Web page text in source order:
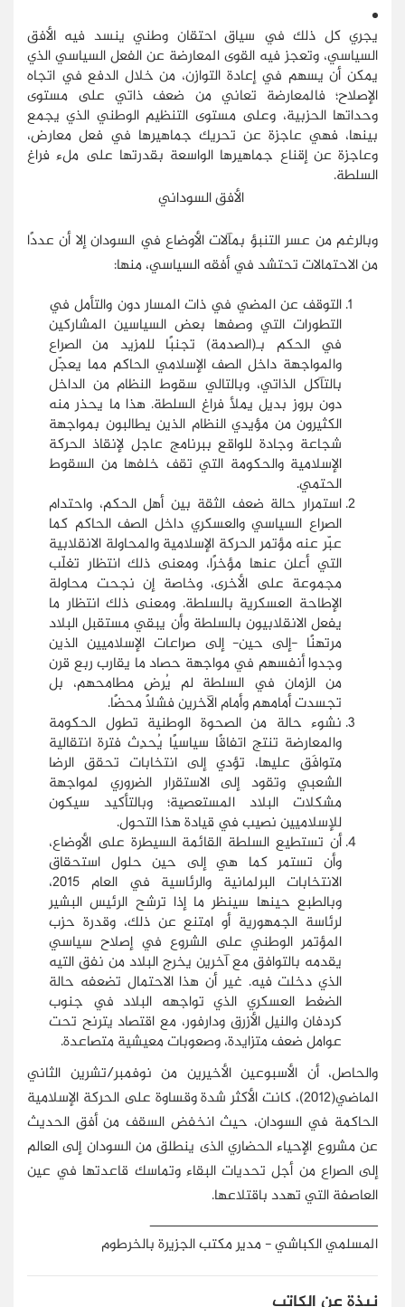
يجري كل ذلك في سياق احتقان وطني ينسد فيه الأفق
السياسي، وتعجز فيه القوى المعارضة عن الفعل السياسي الذي
يمكن أن يسهم في إعادة التوازن، من خلال الدفع في اتجاه
الإصلاح؛ فالمعارضة تعاني من ضعف ذاتي على مستوى
وحداتها الحزبية، وعلى مستوى التنظيم الوطني الذي يجمع
بينها، فهي عاجزة عن تحريك جماهيرها في فعل معارض،
وعاجزة عن إقناع جماهيرها الواسعة بقدرتها على ملء فراغ
السلطة.
الأفق السوداني
وبالرغم من عسر التنبؤ بمآلات الأوضاع في السودان إلا أن عددًا
من الاحتمالات تحتشد في أفقه السياسي، منها:
التوقف عن المضي في ذات المسار دون والتأمل في
التطورات التي وصفها بعض السياسين المشاركين
في الحكم بـ(الصدمة) تجنبًا للمزيد من الصراع
والمواجهة داخل الصف الإسلامي الحاكم مما يعجّل
بالتآكل الذاتي، وبالتالي سقوط النظام من الداخل
دون بروز بديل يملأ فراغ السلطة. هذا ما يحذر منه
الكثيرون من مؤيدي النظام الذين يطالبون بمواجهة
شجاعة وجادة للواقع ببرنامج عاجل لإنقاذ الحركة
الإسلامية والحكومة التي تقف خلفها من السقوط
الحتمي.
استمرار حالة ضعف الثقة بين أهل الحكم، واحتدام
الصراع السياسي والعسكري داخل الصف الحاكم كما
عبّر عنه مؤتمر الحركة الإسلامية والمحاولة الانقلابية
التي أعلن عنها مؤخرًا، ومعنى ذلك انتظار تغلّب
مجموعة على الأخرى، وخاصة إن نجحت محاولة
الإطاحة العسكرية بالسلطة. ومعنى ذلك انتظار ما
يفعل الانقلابيون بالسلطة وأن يبقي مستقبل البلاد
مرتهنًا -إلى حين- إلى صراعات الإسلاميين الذين
وجدوا أنفسهم في مواجهة حصاد ما يقارب ربع قرن
من الزمان في السلطة لم يُرضِ مطامحهم، بل
تجسدت أمامهم وأمام الآخرين فشلاً محضًا.
نشوء حالة من الصحوة الوطنية تطول الحكومة
والمعارضة تنتج اتفاقًا سياسيًا يُحدِث فترة انتقالية
متوافَق عليها، تؤدي إلى انتخابات تحقق الرضا
الشعبي وتقود إلى الاستقرار الضروري لمواجهة
مشكلات البلاد المستعصية؛ وبالتأكيد سيكون
للإسلاميين نصيب في قيادة هذا التحول.
أن تستطيع السلطة القائمة السيطرة على الأوضاع،
وأن تستمر كما هي إلى حين حلول استحقاق
الانتخابات البرلمانية والرئاسية في العام 2015،
وبالطبع حينها سينظر ما إذا ترشح الرئيس البشير
لرئاسة الجمهورية أو امتنع عن ذلك، وقدرة حزب
المؤتمر الوطني على الشروع في إصلاح سياسي
يقدمه بالتوافق مع آخرين يخرج البلاد من نفق التيه
الذي دخلت فيه. غير أن هذا الاحتمال تضعفه حالة
الضغط العسكري الذي تواجهه البلاد في جنوب
كردفان والنيل الأزرق ودارفور، مع اقتصاد يترنح تحت
عوامل ضعف متزايدة، وصعوبات معيشية متصاعدة.
والحاصل، أن الأسبوعين الأخيرين من نوفمبر/تشرين الثاني
الماضي(2012)، كانت الأكثر شدة وقساوة على الحركة الإسلامية
الحاكمة في السودان، حيث انخفض السقف من أفق الحديث
عن مشروع الإحياء الحضاري الذى ينطلق من السودان إلى العالم
إلى الصراع من أجل تحديات البقاء وتماسك قاعدتها في عين
العاصفة التي تهدد باقتلاعها.
____________________________
المسلمي الكباشي - مدير مكتب الجزيرة بالخرطوم